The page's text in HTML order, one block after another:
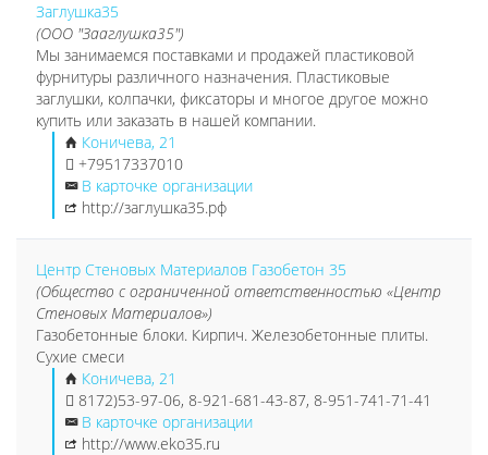
Заглушка35
(ООО "Зааглушка35")
Мы занимаемся поставками и продажей пластиковой
фурнитуры различного назначения. Пластиковые
заглушки, колпачки, фиксаторы и многое другое можно
купить или заказать в нашей компании.
Коничева, 21
+79517337010
В карточке организации
http://заглушка35.рф
Центр Стеновых Материалов Газобетон 35
(Общество с ограниченной ответственностью «Центр
Стеновых Материалов»)
Газобетонные блоки. Кирпич. Железобетонные плиты.
Сухие смеси
Коничева, 21
8172)53-97-06, 8-921-681-43-87, 8-951-741-71-41
В карточке организации
http://www.eko35.ru